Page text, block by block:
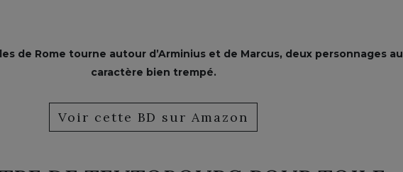
de Rome tourne autour d’Arminius et de Marcus, deux personnages au
caractère bien trempé.
Voir cette BD sur Amazon